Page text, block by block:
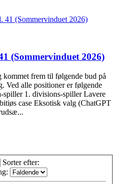
41 (Sommervinduet 2026)
(Sommervinduet 2026)
kommet frem til følgende bud på
Ved alle positioner er følgende
spiller 1. divisions-spiller Lavere
case Eksotisk valg (ChatGPT
Sorter efter: